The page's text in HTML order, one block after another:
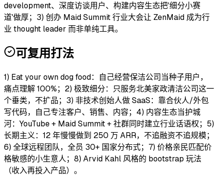
development、深度访谈用户、构建内容生态把'细分小赛
道'做厚；3) 创办 Maid Summit 行业大会让 ZenMaid 成为行
业 thought leader 而非单纯工具。
可复用打法
1) Eat your own dog food：自己经营保洁公司当种子用户，
痛点理解 100%；2) 极致细分：只服务北美家政清洁公司这一
个垂类，不扩品；3) 非技术创始人做 SaaS：靠合伙人/外包
写代码，自己专注客户、销售、内容；4) 内容生态当护城
河：YouTube + Maid Summit + 社群同时建立行业话语权；5)
长期主义：12 年慢慢做到 250 万 ARR，不追融资不追规模；
6) 全球远程团队，全员 30+ 国家分布式；7) 价格亲民匹配价
格敏感的小生意人；8) Arvid Kahl 风格的 bootstrap 玩法
（收入再投入产品）。